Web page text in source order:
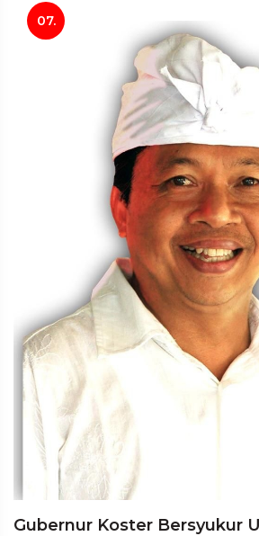
07.
Gubernur Koster Bersyukur